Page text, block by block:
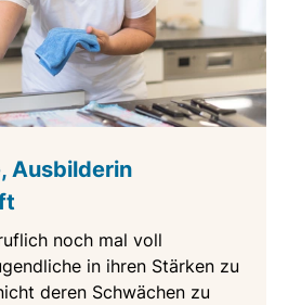
Ausbilderin
noch mal voll
in ihren Stärken zu
deren Schwächen zu